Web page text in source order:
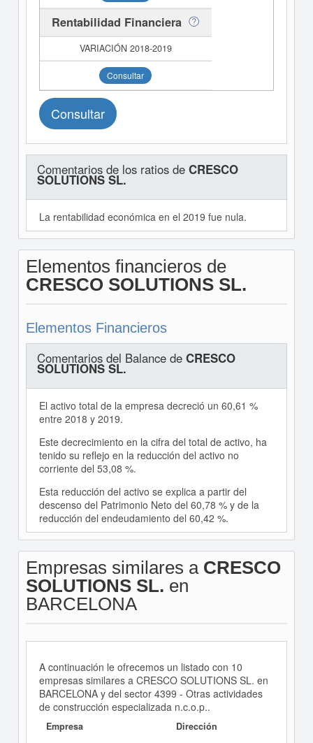
Rentabilidad Financiera
Consultar
Consultar
Comentarios de los ratios de CRESCO
SOLUTIONS SL.
La rentabilidad económica en el 2019 fue nula.
Elementos financieros de
CRESCO SOLUTIONS SL.
Elementos Financieros
Comentarios del Balance de CRESCO
SOLUTIONS SL.
El activo total de la empresa decreció un 60,61 %
entre 2018 y 2019.
Este decrecimiento en la cifra del total de activo, ha
tenido su reflejo en la reducción del activo no
corriente del 53,08 %.
Esta reducción del activo se explica a partir del
descenso del Patrimonio Neto del 60,78 % y de la
reducción del endeudamiento del 60,42 %.
Empresas similares a CRESCO
SOLUTIONS SL. en
BARCELONA
A continuación le ofrecemos un listado con 10
empresas similares a CRESCO SOLUTIONS SL. en
BARCELONA y del sector 4399 - Otras actividades
de construcción especializada n.c.o.p..
Empresa Dirección